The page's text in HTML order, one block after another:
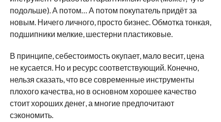
подольше). А потом… А потом покупатель придёт за
новым. Ничего личного, просто бизнес. Обмотка тонкая,
подшипники мелкие, шестерни пластиковые.
В принципе, себестоимость окупает, мало весит, цена
не кусается. Но и ресурс соответствующий. Конечно,
нельзя сказать, что все современные инструменты
плохого качества, но в основном хорошее качество
стоит хороших денег, а многие предпочитают
сэкономить.